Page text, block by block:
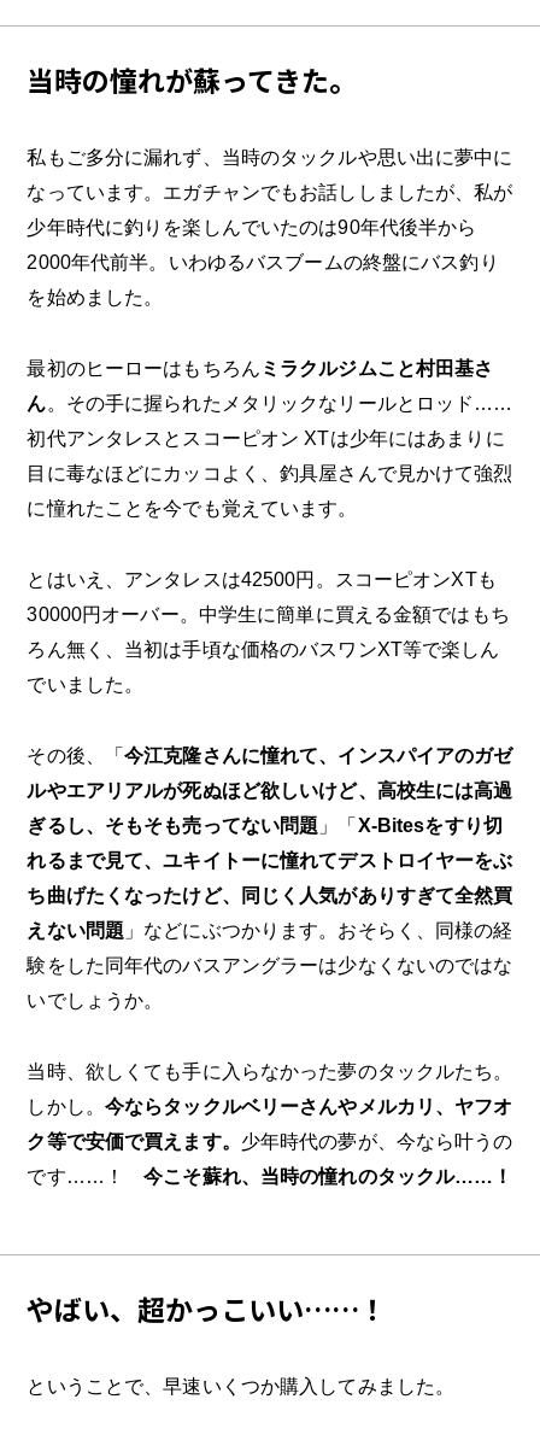
当時の憧れが蘇ってきた。
私もご多分に漏れず、当時のタックルや思い出に夢中に
なっています。エガチャンでもお話ししましたが、私が
少年時代に釣りを楽しんでいたのは90年代後半から
2000年代前半。いわゆるバスブームの終盤にバス釣り
を始めました。
最初のヒーローはもちろん ミラクルジムこと村田基さ
ん。その手に握られたメタリックなリールとロッド……
初代アンタレスとスコーピオン XTは少年にはあまりに
目に毒なほどにカッコよく、釣具屋さんで見かけて強烈
に憧れたことを今でも覚えています。
とはいえ、アンタレスは42500円。スコーピオンXTも
30000円オーバー。中学生に簡単に買える金額ではもち
ろん無く、当初は手頃な価格のバスワンXT等で楽しん
でいました。
その後、「今江克隆さんに憧れて、インスパイアのガゼ
ルやエアリアルが死ぬほど欲しいけど、高校生には高過
ぎるし、そもそも売ってない問題 」「 X-Bitesをすり切
れるまで見て、ユキイトーに憧れてデストロイヤーをぶ
ち曲げたくなったけど、同じく人気がありすぎて全然買
えない問題 」などにぶつかります。おそらく、同様の経
験をした同年代のバスアングラーは少なくないのではな
いでしょうか。
当時、欲しくても手に入らなかった夢のタックルたち。
しかし。 今ならタックルベリーさんやメルカリ、ヤフオ
ク等で安価で買えます。 少年時代の夢が、今なら叶うの
です……！今こそ蘇れ、当時の憧れのタックル……！
やばい、超かっこいい……！
ということで、早速いくつか購入してみました。